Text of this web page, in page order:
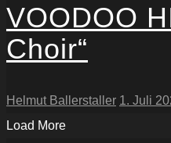
VOODOO
Choir“
Helmut Ballerstaller 1. Juli
Load More